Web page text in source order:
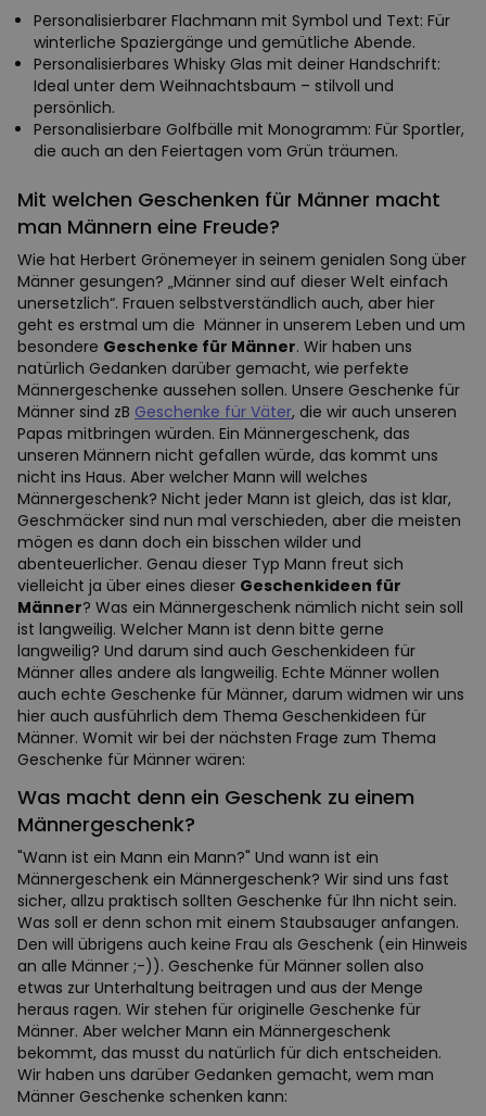
Personalisierbarer Flachmann mit Symbol und Text: Für
winterliche Spaziergänge und gemütliche Abende.
Personalisierbares Whisky Glas mit deiner Handschrift:
Ideal unter dem Weihnachtsbaum – stilvoll und
persönlich.
Personalisierbare Golfbälle mit Monogramm: Für Sportler,
die auch an den Feiertagen vom Grün träumen.
Mit welchen Geschenken für Männer macht
man Männern eine Freude?
Wie hat Herbert Grönemeyer in seinem genialen Song über
Männer gesungen? „Männer sind auf dieser Welt einfach
unersetzlich“. Frauen selbstverständlich auch, aber hier
geht es erstmal um die Männer in unserem Leben und um
besondere Geschenke für Männer. Wir haben uns
natürlich Gedanken darüber gemacht, wie perfekte
Männergeschenke aussehen sollen. Unsere Geschenke für
Männer sind zB Geschenke für Väter, die wir auch unseren
Papas mitbringen würden. Ein Männergeschenk, das
unseren Männern nicht gefallen würde, das kommt uns
nicht ins Haus. Aber welcher Mann will welches
Männergeschenk? Nicht jeder Mann ist gleich, das ist klar,
Geschmäcker sind nun mal verschieden, aber die meisten
mögen es dann doch ein bisschen wilder und
abenteuerlicher. Genau dieser Typ Mann freut sich
vielleicht ja über eines dieser Geschenkideen für
Männer? Was ein Männergeschenk nämlich nicht sein soll
ist langweilig. Welcher Mann ist denn bitte gerne
langweilig? Und darum sind auch Geschenkideen für
Männer alles andere als langweilig. Echte Männer wollen
auch echte Geschenke für Männer, darum widmen wir uns
hier auch ausführlich dem Thema Geschenkideen für
Männer. Womit wir bei der nächsten Frage zum Thema
Geschenke für Männer wären:
Was macht denn ein Geschenk zu einem
Männergeschenk?
"Wann ist ein Mann ein Mann?" Und wann ist ein
Männergeschenk ein Männergeschenk? Wir sind uns fast
sicher, allzu praktisch sollten Geschenke für Ihn nicht sein.
Was soll er denn schon mit einem Staubsauger anfangen.
Den will übrigens auch keine Frau als Geschenk (ein Hinweis
an alle Männer ;-)). Geschenke für Männer sollen also
etwas zur Unterhaltung beitragen und aus der Menge
heraus ragen. Wir stehen für originelle Geschenke für
Männer. Aber welcher Mann ein Männergeschenk
bekommt, das musst du natürlich für dich entscheiden.
Wir haben uns darüber Gedanken gemacht, wem man
Männer Geschenke schenken kann: